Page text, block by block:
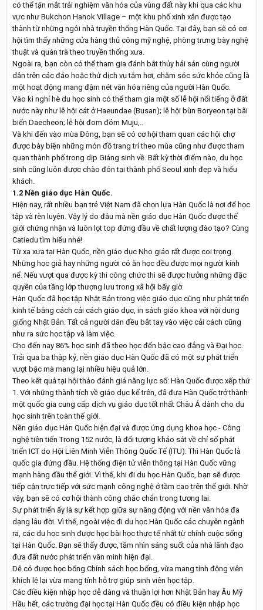
có thể tận mắt trải nghiệm văn hóa của vùng đất này khi qua các khu
vực như Bukchon Hanok Village – một khu phố xinh xắn được tạo
thành từ những ngôi nhà truyền thống Hàn Quốc. Tại đây, bạn sẽ có cơ
hội tìm thấy những cửa hàng thủ công mỹ nghệ, phòng trưng bày nghệ
thuật và quán trà theo truyền thống xưa.
Ngoài ra, bạn còn có thể tham gia đánh bắt thủy hải sản cùng người
dân trên các đảo hoặc thử dịch vụ tắm hơi, chăm sóc sức khỏe cũng là
một hoạt động mang đậm nét văn hóa riêng của người Hàn Quốc.
Vào kì nghỉ hè du học sinh có thể tham gia một số lễ hội nổi tiếng ở đất
nước này như lễ hội cát ở Haeundae (Busan); lễ hội bùn Boryeon tại bãi
biển Daecheon; lễ hội đom đóm Muju,..
Và khi đến vào mùa Đông, bạn sẽ có cơ hội tham quan các hội chợ
được bày biện những món đồ trang trí theo mùa cũng như được tham
quan thành phố trong dịp Giáng sinh về. Bất kỳ thời điểm nào, du học
sinh cũng luôn được chào đón tại thành phố Seoul xinh đẹp và hiếu
khách.
1.2 Nền giáo dục Hàn Quốc.
Hiện nay, rất nhiều bạn trẻ Việt Nam đã chọn lựa Hàn Quốc là nơi để học
tập và rèn luyện. Vậy lý do đâu mà nền giáo dục Hàn Quốc được thế
giới chứng nhận và luôn lọt top đứng đầu về chất lượng đào tạo? Cùng
Catiedu tìm hiểu nhé!
Từ xa xưa tại Hàn Quốc, nền giáo dục Nho giáo rất được coi trọng.
Những học giả hay những người có ăn học đều được mọi người kính
nể. Nếu vượt qua được kỳ thi công chức thì sẽ được hưởng những đặc
quyền của tầng lớp thượng lưu trong xã hội bấy giờ.
Hàn Quốc đã học tập Nhật Bản trong việc giáo dục cũng như phát triển
kinh tế bằng cách cải cách giáo dục, in sách giáo khoa với nội dung
giống Nhật Bản. Tất cả người dân đều bắt tay vào việc cải cách cũng
như ra sức học tập và làm việc.
Cho đến nay 86% học sinh đã theo học đến bậc cao đẳng và Đại học.
Trải qua ba thập kỷ, nền giáo dục Hàn Quốc đã có một sự phát triển
vượt bậc mà mang lại nhiều hiệu quả lớn.
Theo kết quả tại hội thảo đánh giá năng lực số: Hàn Quốc được xếp thứ
1. Với những thành tích về giáo dục kể trên, đã đưa Hàn Quốc trở thành
một quốc gia cung cấp dịch vụ giáo dục tốt nhất Châu Á dành cho du
học sinh trên toàn thế giới.
Nền giáo dục Hàn Quốc hiện đại và được ứng dụng khoa học - Công
nghệ tiên tiến Trong 152 nước, là đối tượng khảo sát về chỉ số phát
triển ICT do Hội Liên Minh Viễn Thông Quốc Tế (ITU): Thì Hàn Quốc là
quốc gia đứng đầu. Hệ thống điện tử viễn thông tại Hàn Quốc vững
mạnh hàng đầu thế giới. Vì thế, khi đi du học Hàn Quốc, bạn sẽ được
tiếp cận trực tiếp với sức mạnh công nghệ ở tầm cao trên thế giới. Nhờ
vậy, bạn sẽ có cơ hội thành công chắc chắn trong tương lai.
Sự phát triển ấy là sự kết hợp giữa sự năng động với nền văn hóa đa
dạng lâu đời. Vì thế, ngoài việc đi du học Hàn Quốc các chuyên ngành
ra, các du học sinh được học bài học thực tế nhất từ chính cuộc sống
tại Hàn Quốc. Bạn sẽ thấy được, tầm nhìn sáng suốt của nhà lãnh đạo
đưa đất nước phát triển văn minh hiện đại.
Dễ có được học bổng Chính sách học bổng, vừa mang tính động viên
khích lệ lại vừa mang tính hỗ trợ giúp sinh viên học tập.
Các điều kiện nhập học dễ dàng và thuận lợi hơn Nhật Bản hay Âu Mỹ
Hầu hết, các trường đại học tại Hàn Quốc đều có điều kiện nhập học